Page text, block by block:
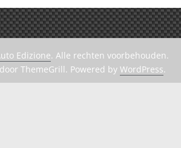
Edizione. Alle rechten voorbehouden.
door ThemeGrill. Powered by WordPress.